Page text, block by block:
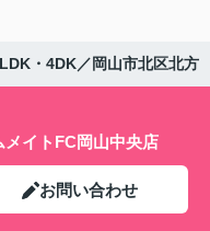
・4DK／岡山市北区北方
イトFC岡山中央店
お問い合わせ